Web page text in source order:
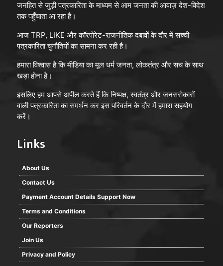
जनहित से जुड़ी पत्रकारिता के माध्यम से आम जनता की आवाज़ देश-विदेश
तक पहुँचाता आ रहा है।
आज TRP, LIKE और कॉरपोरेट-राजनीतिक दबावों के दौर में सच्ची
पत्रकारिता चुनौतियों का सामना कर रही है।
हमारा विश्वास है कि मीडिया का मूल धर्म जनता, लोकतंत्र और सच के साथ
खड़ा होना है।
इसलिए हम आपसे अपील करते हैं कि निष्पक्ष, स्वतंत्र और जनसरोकारों
वाली पत्रकारिता का समर्थन कर इस परिवर्तन के दौर में हमारा सहयोग
करें।
Links
About Us
Contact Us
Payment Account Details Support Now
Terms and Conditions
Our Reporters
Join Us
Privacy and Policy